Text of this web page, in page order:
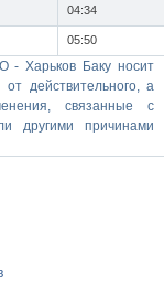
04:34
05:50
- Харьков Баку носит
действительного, а
связанные с
другими причинами